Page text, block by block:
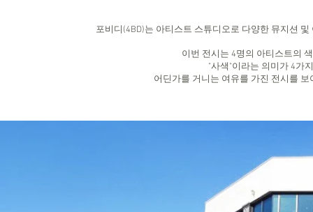
포비디(4BD)는 아티스트 스튜디오로 다양한 뮤지션
이번 전시는 4명의 아티스트의
"사색"이라는 의미가 4가
어딘가를 거니는 여유를 가진 전시를